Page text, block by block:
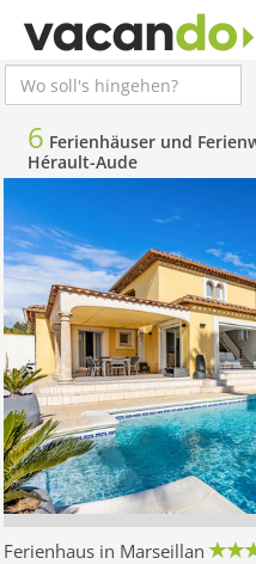
6 Ferienhäuser und
Hérault-Aude
Ferienhaus in Marseillan